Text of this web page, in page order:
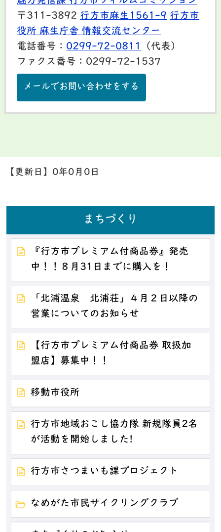
〒311-3892 行方市麻生1561-9 行方市
役所 麻生庁舎 情報交流センター
電話番号： 0299-72-0811
（代表）
ファクス番号：0299-72-1537
メールでお問い合わせをする
【更新日】 0年0月0日
まちづくり
『行方市プレミアム付商品券』発売
中！！８月31日までに購入を！
「北浦温泉 北浦荘」４月２日以降の
営業についてのお知らせ
【行方市プレミアム付商品券 取扱加
盟店】募集中！！
移動市役所
行方市地域おこし協力隊 新規隊員2名
が活動を開始しました!
行方市さつまいも課プロジェクト
なめがた市民サイクリングクラブ